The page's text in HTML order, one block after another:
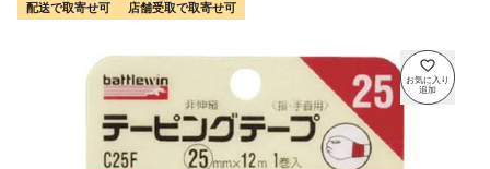
配送で取寄せ可 店舗受取で取寄せ可